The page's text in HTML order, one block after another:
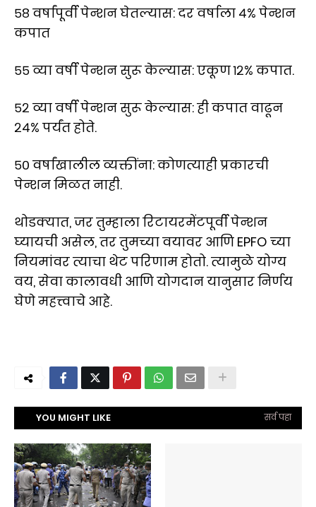
५८ वर्षांपूर्वी पेन्शन घेतल्यास: दर वर्षाला ४% पेन्शन
कपात
५५ व्या वर्षी पेन्शन सुरू केल्यास: एकूण १२% कपात.
५२ व्या वर्षी पेन्शन सुरू केल्यास: ही कपात वाढून
२४% पर्यंत होते.
५० वर्षांखालील व्यक्तींना: कोणत्याही प्रकारची
पेन्शन मिळत नाही.
थोडक्यात, जर तुम्हाला रिटायरमेंटपूर्वी पेन्शन
घ्यायची असेल, तर तुमच्या वयावर आणि EPFO च्या
नियमांवर त्याचा थेट परिणाम होतो. त्यामुळे योग्य
वय, सेवा कालावधी आणि योगदान यानुसार निर्णय
घेणे महत्त्वाचे आहे.
YOU MIGHT LIKE सर्व पहा